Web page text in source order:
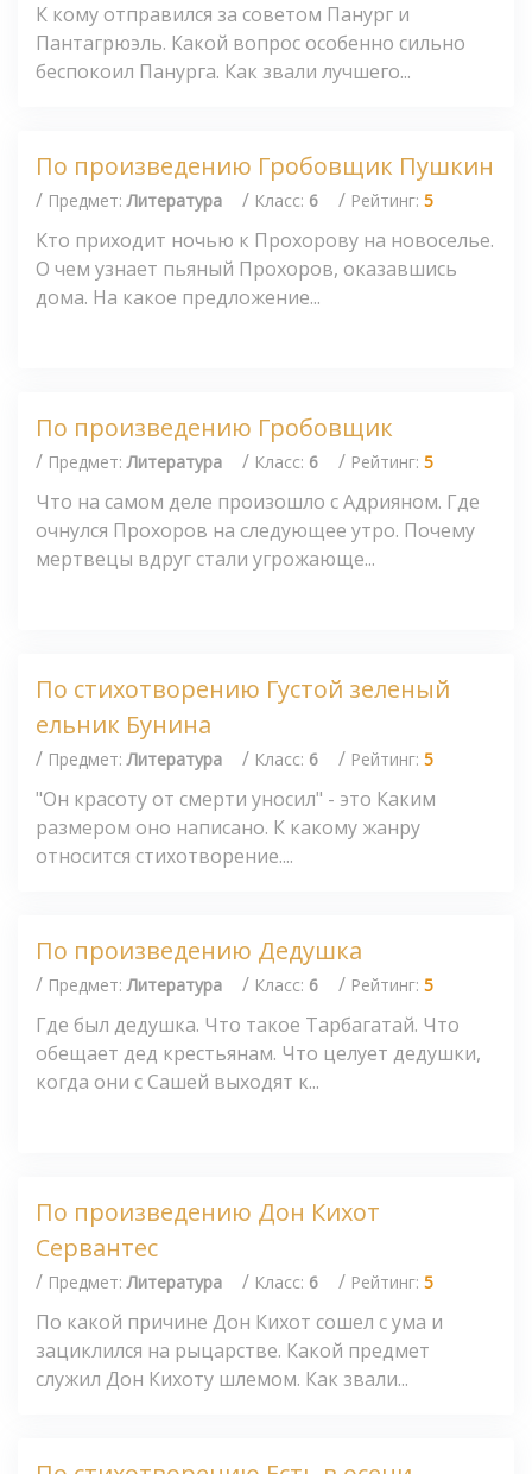
К кому отправился за советом Панург и
Пантагрюэль. Какой вопрос особенно сильно
беспокоил Панурга. Как звали лучшего...
По произведению Гробовщик Пушкин
/ Предмет:Литература / Класс: 6 / Рейтинг: 5
Кто приходит ночью к Прохорову на новоселье.
О чем узнает пьяный Прохоров, оказавшись
дома. На какое предложение...
По произведению Гробовщик
/ Предмет:Литература / Класс: 6 / Рейтинг: 5
Что на самом деле произошло с Адрияном. Где
очнулся Прохоров на следующее утро. Почему
мертвецы вдруг стали угрожающе...
По стихотворению Густой зеленый
ельник Бунина
/ Предмет:Литература / Класс: 6 / Рейтинг: 5
"Он красоту от смерти уносил" - это Каким
размером оно написано. К какому жанру
относится стихотворение....
По произведению Дедушка
/ Предмет:Литература / Класс: 6 / Рейтинг: 5
Где был дедушка. Что такое Тарбагатай. Что
обещает дед крестьянам. Что целует дедушки,
когда они с Сашей выходят к...
По произведению Дон Кихот
Сервантес
/ Предмет:Литература / Класс: 6 / Рейтинг: 5
По какой причине Дон Кихот сошел с ума и
зациклился на рыцарстве. Какой предмет
служил Дон Кихоту шлемом. Как звали...